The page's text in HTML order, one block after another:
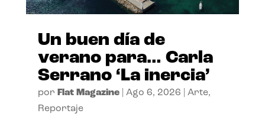
Un buen día de
verano para… Carla
Serrano ‘La inercia’
por Flat Magazine| Ago 6, 2026 Arte,
Reportaje